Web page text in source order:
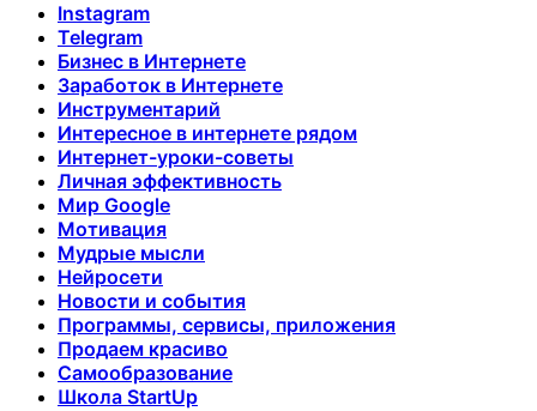
Instagram
Telegram
Бизнес в Интернете
Заработок в Интернете
Инструментарий
Интересное в интернете рядом
Интернет-уроки-советы
Личная эффективность
Мир Google
Мотивация
Мудрые мысли
Нейросети
Новости и события
Программы, сервисы, приложения
Продаем красиво
Самообразование
Школа StartUp